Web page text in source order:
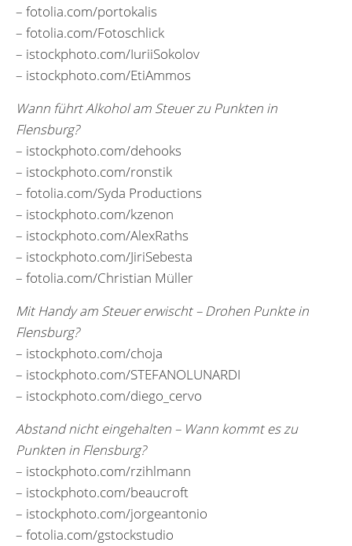
– fotolia.com/portokalis
– fotolia.com/Fotoschlick
– istockphoto.com/IuriiSokolov
– istockphoto.com/EtiAmmos
Wann führt Alkohol am Steuer zu Punkten in
Flensburg?
– istockphoto.com/dehooks
– istockphoto.com/ronstik
– fotolia.com/Syda Productions
– istockphoto.com/kzenon
– istockphoto.com/AlexRaths
– istockphoto.com/JiriSebesta
– fotolia.com/Christian Müller
Mit Handy am Steuer erwischt – Drohen Punkte in
Flensburg?
– istockphoto.com/choja
– istockphoto.com/STEFANOLUNARDI
– istockphoto.com/diego_cervo
Abstand nicht eingehalten – Wann kommt es zu
Punkten in Flensburg?
– istockphoto.com/rzihlmann
– istockphoto.com/beaucroft
– istockphoto.com/jorgeantonio
– fotolia.com/gstockstudio